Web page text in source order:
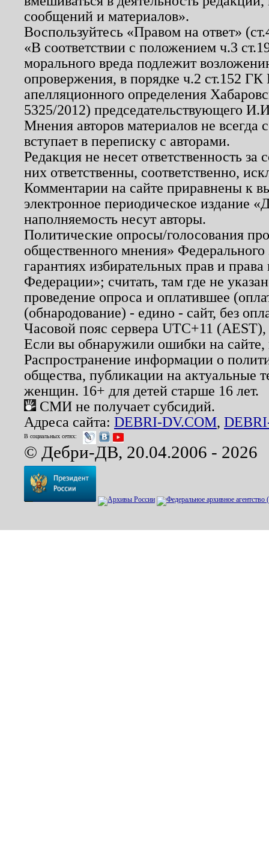
сообщений и материалов».
Воспользуйтесь «Правом на ответ»
«В соответствии с положением ч.3
морального вреда подлежит
опровержения, в порядке ч.2 ст.152
апелляционного определения
5325/2012) председательствующего
Мнения авторов материалов не
вступает в переписку с авторами.
Редакция не несет ответственность
них ответственны, соответственно,
Комментарии на сайте приравнены к
электронное периодическое издание
наполняемость несут авторы.
Политические опросы/голосования
общественного мнения»
гарантиях избирательных прав и
Федерации»; считать, там где не
проведение опроса и оплатившее
(обнародование) - едино - сайт, без
Часовой пояс сервера UTC+11
Если вы обнаружили ошибки на
Распространение информации о
общества, публикации на актуальные
женщин. 16+ для детей старше 16 лет.
СМИ не получает субсидий.
Адреса сайта: DEBRI-DV.COM,
В социальных сетях:
© Дебри-ДВ, 20.04.2006 - 2026